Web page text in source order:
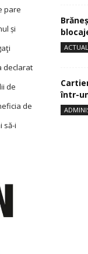
pare
și
declarat
de
de
să-i
într-